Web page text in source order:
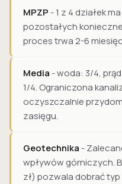
MPZP - 1 z 4 działek
pozostałych
proces trwa 2-6
Media - woda: 3/4,
1/4. Ograniczona
oczyszczalnie
zasięgu.
Geotechnika -
wpływów górniczych.
zł) pozwala dobrać